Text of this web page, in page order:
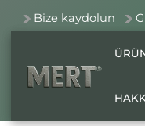
Bize kaydolun